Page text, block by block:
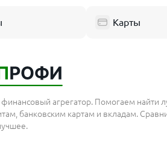
Карты
агрегатор. Помогаем найти
банковским картам и вкладам.